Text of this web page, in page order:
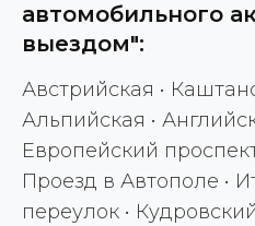
автомобильного
выездом":
Австрийская •
Альпийская •
Европейский
Проезд в Автополе •
переулок •